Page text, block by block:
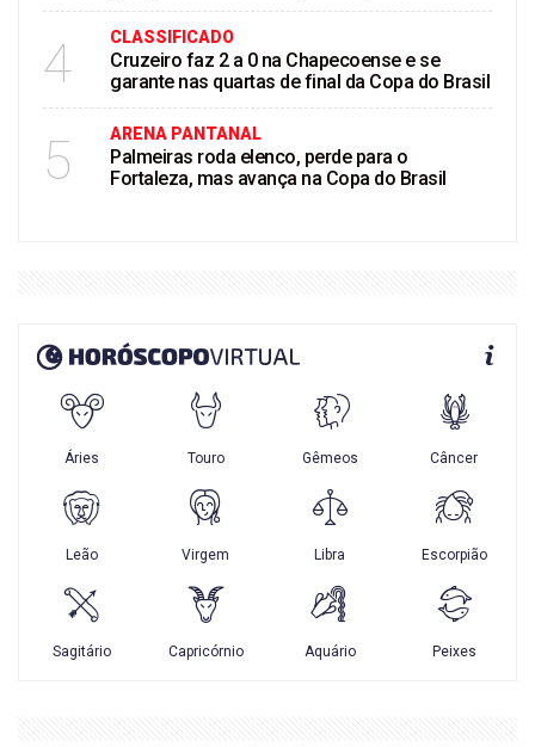
4 CLASSIFICADO
Cruzeiro faz 2 a 0 na Chapecoense e se
garante nas quartas de final da Copa do Brasil
5 ARENA PANTANAL
Palmeiras roda elenco, perde para o
Fortaleza, mas avança na Copa do Brasil